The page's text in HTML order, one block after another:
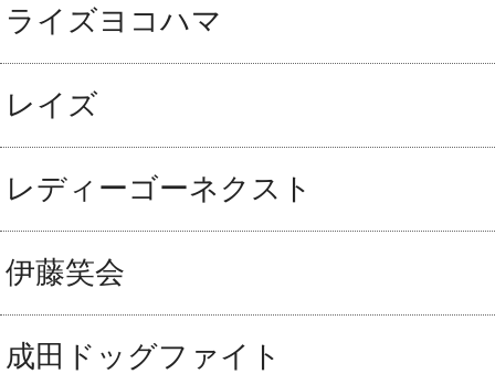
ライズヨコハマ
レイズ
レディーゴーネクスト
伊藤笑会
成田ドッグファイト